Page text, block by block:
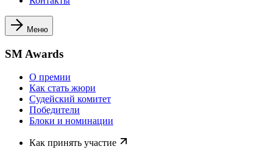
Меню
SM Awards
О премии
Как стать жюри
Судейский комитет
Победители
Блоки и номинации
Как принять участие